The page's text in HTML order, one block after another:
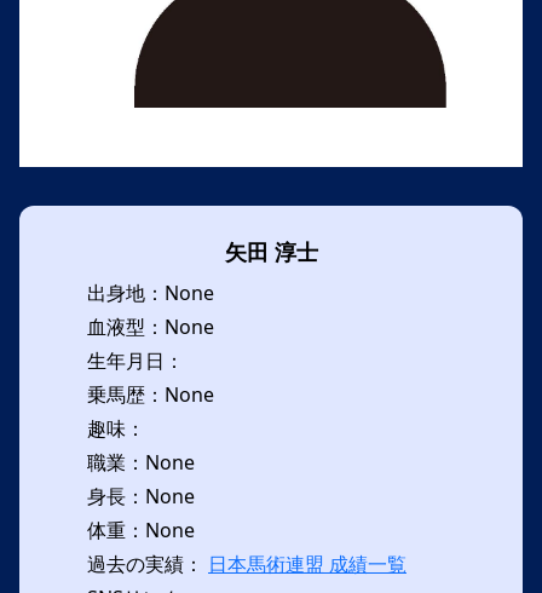
矢田 淳士
出身地：None
血液型：None
生年月日：
乗馬歴：None
趣味：
職業：None
身長：None
体重：None
過去の実績： 日本馬術連盟 成績一覧